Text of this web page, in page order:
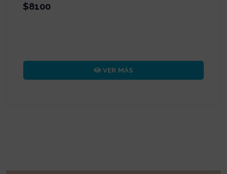
$8500
VER MÁS